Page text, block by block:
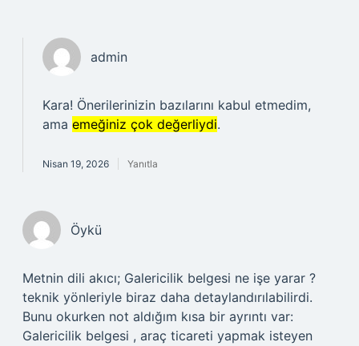
admin
Kara! Önerilerinizin bazılarını kabul etmedim,
ama emeğiniz çok değerliydi.
Nisan 19, 2026 Yanıtla
Öykü
Metnin dili akıcı; Galericilik belgesi ne işe yarar ?
teknik yönleriyle biraz daha detaylandırılabilirdi.
Bunu okurken not aldığım kısa bir ayrıntı var:
Galericilik belgesi , araç ticareti yapmak isteyen